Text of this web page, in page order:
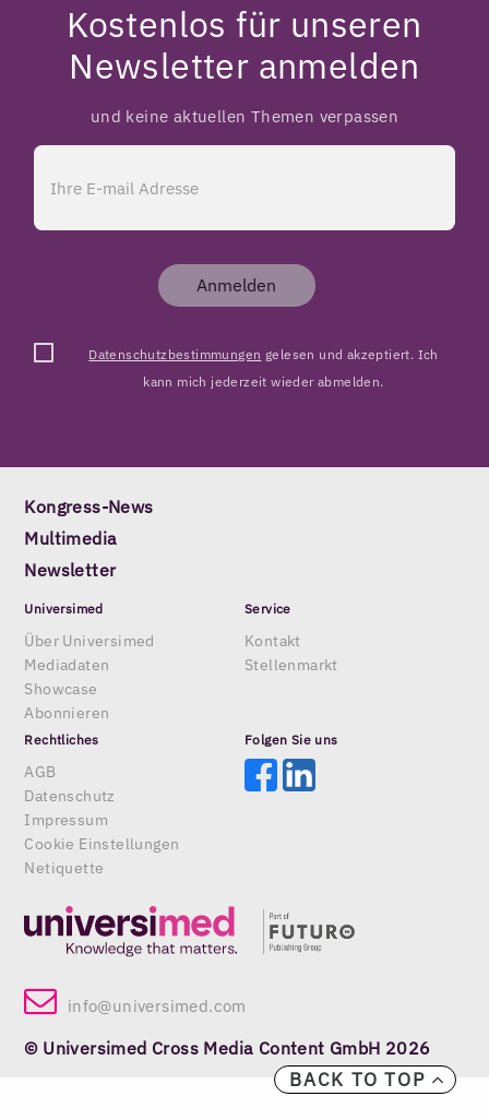
BACK TO TOP
Kostenlos für unseren
Newsletter anmelden
und keine aktuellen Themen verpassen
Anmelden
Datenschutzbestimmungen gelesen und akzeptiert. Ich
kann mich jederzeit wieder abmelden.
info@universimed.com
© Universimed Cross Media Content GmbH 2026
Kongress-News
Multimedia
Newsletter
Universimed
Über Universimed
Mediadaten
Showcase
Abonnieren
Service
Kontakt
Stellenmarkt
Rechtliches
AGB
Datenschutz
Impressum
Cookie Einstellungen
Netiquette
Folgen Sie uns